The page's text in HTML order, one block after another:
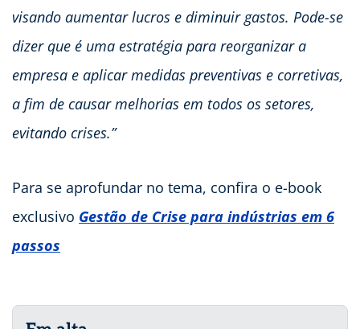
visando aumentar lucros e diminuir gastos. Pode-se
dizer que é uma estratégia para reorganizar a
empresa e aplicar medidas preventivas e corretivas,
a fim de causar melhorias em todos os setores,
evitando crises.”
Para se aprofundar no tema, confira o e-book
exclusivo Gestão de Crise para indústrias em 6
passos